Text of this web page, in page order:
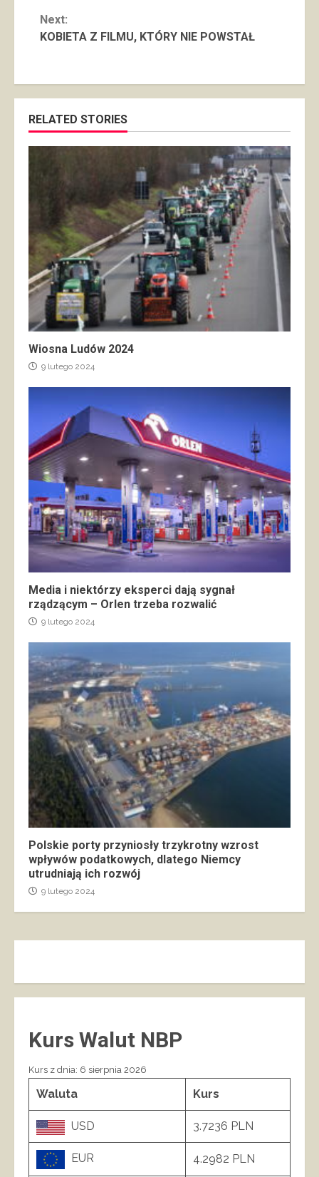
Next:
KOBIETA Z FILMU, KTÓRY NIE POWSTAŁ
RELATED STORIES
Wiosna Ludów 2024
9 lutego 2024
Media i niektórzy eksperci dają sygnał
rządzącym – Orlen trzeba rozwalić
9 lutego 2024
Polskie porty przyniosły trzykrotny wzrost
wpływów podatkowych, dlatego Niemcy
utrudniają ich rozwój
9 lutego 2024
Kurs Walut NBP
Kurs z dnia: 6 sierpnia 2026
Waluta Kurs
USD 3.7236 PLN
EUR 4.2982 PLN